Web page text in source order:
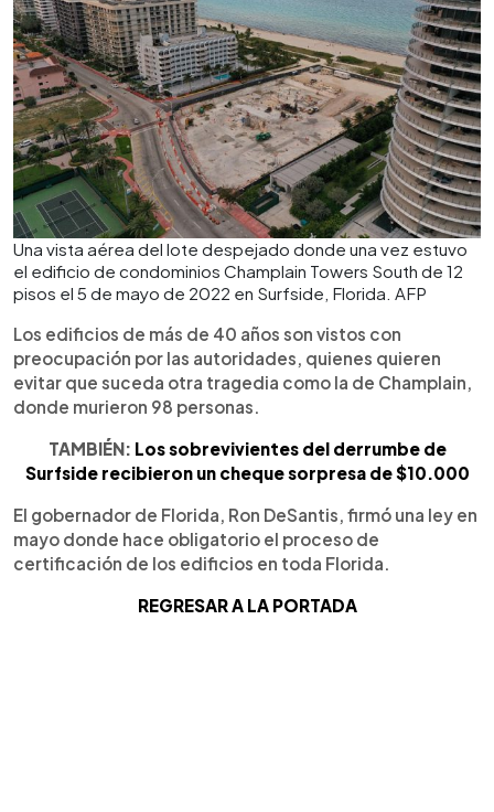
Una vista aérea del lote despejado donde una vez estuvo
el edificio de condominios Champlain Towers South de 12
pisos el 5 de mayo de 2022 en Surfside, Florida. AFP
Los edificios de más de 40 años son vistos con
preocupación por las autoridades, quienes quieren
evitar que suceda otra tragedia como la de Champlain,
donde murieron 98 personas.
TAMBIÉN: Los sobrevivientes del derrumbe de
Surfside recibieron un cheque sorpresa de $10.000
El gobernador de Florida, Ron DeSantis, firmó una ley en
mayo donde hace obligatorio el proceso de
certificación de los edificios en toda Florida.
REGRESAR A LA PORTADA